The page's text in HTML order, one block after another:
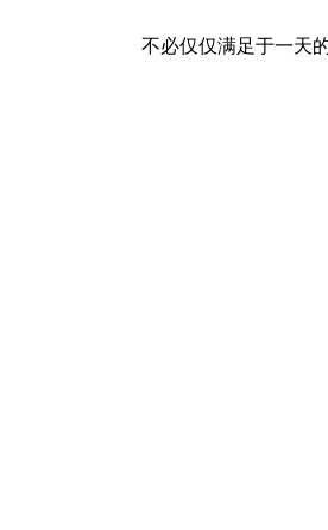
不必仅仅满足于一天